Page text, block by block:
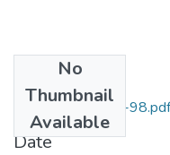
No
Thumbnail
Available
2245-12-667-98.pdf
Date